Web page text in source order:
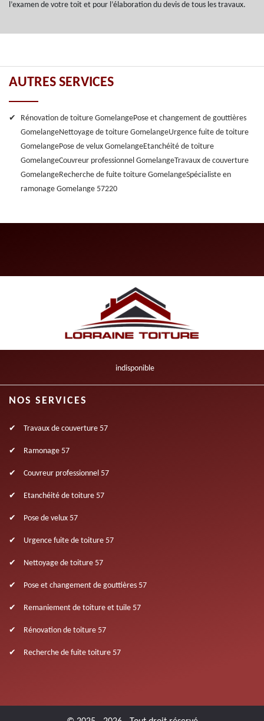
l’examen de votre toit et pour l’élaboration du devis de tous les travaux.
AUTRES SERVICES
Rénovation de toiture GomelangePose et changement de gouttières
GomelangeNettoyage de toiture GomelangeUrgence fuite de toiture
GomelangePose de velux GomelangeEtanchéité de toiture
GomelangeCouvreur professionnel GomelangeTravaux de couverture
GomelangeRecherche de fuite toiture GomelangeSpécialiste en
ramonage Gomelange 57220
indisponible
NOS SERVICES
Travaux de couverture 57
Ramonage 57
Couvreur professionnel 57
Etanchéité de toiture 57
Pose de velux 57
Urgence fuite de toiture 57
Nettoyage de toiture 57
Pose et changement de gouttières 57
Remaniement de toiture et tuile 57
Rénovation de toiture 57
Recherche de fuite toiture 57